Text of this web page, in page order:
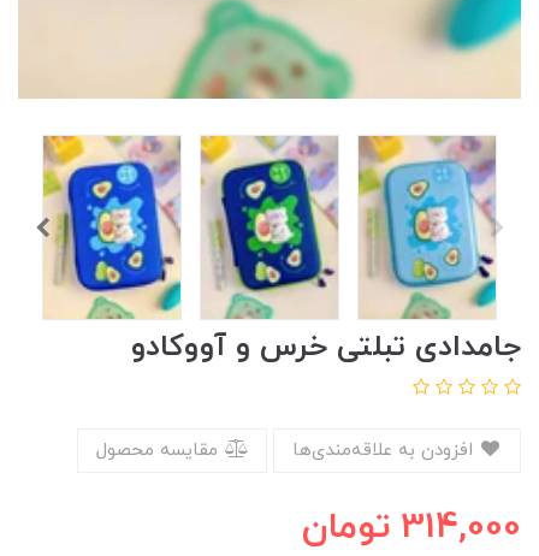
جامدادی تبلتی خرس و آووکادو
مقایسه محصول
314,000 تومان